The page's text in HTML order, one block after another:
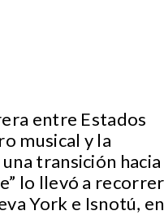
entre Estados
musical y la
transición hacia
lo llevó a recorrer
York e Isnotú, en